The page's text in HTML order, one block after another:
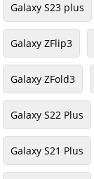
Galaxy S23 plus
Galaxy ZFlip3
Galaxy ZFold3
Galaxy S22 Plus
Galaxy S21 Plus